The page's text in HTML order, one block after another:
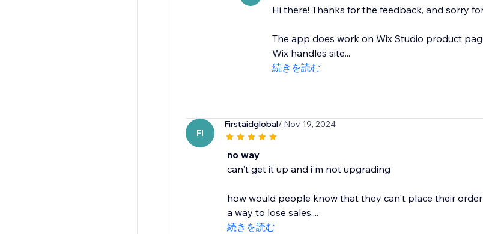
Hi there! Thanks for the feedback, and sorry
The app does work on Wix Studio product
Wix handles site...
続きを読む
FI
Firstaidglobal/ Nov 19, 2024
no way
can't get it up and i'm not upgrading
how would people know that they can't place their
a way to lose sales,...
続きを読む